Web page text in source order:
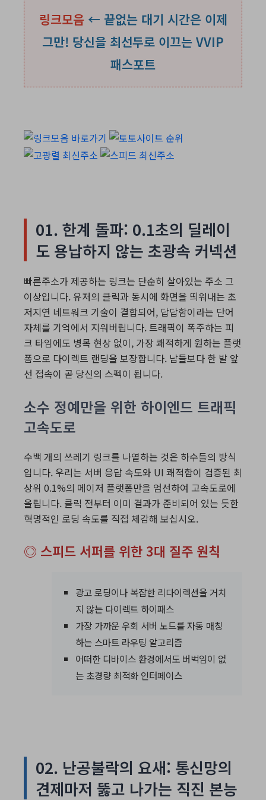
링크모음 ← 끝없는 대기 시간은 이제
그만! 당신을 최선두로 이끄는 VVIP
패스포트
01. 한계 돌파: 0.1초의 딜레이
도 용납하지 않는 초광속 커넥션
빠른주소가 제공하는 링크는 단순히 살아있는 주소 그
이상입니다. 유저의 클릭과 동시에 화면을 띄워내는 초
저지연 네트워크 기술이 결합되어, 답답함이라는 단어
자체를 기억에서 지워버립니다. 트래픽이 폭주하는 피
크 타임에도 병목 현상 없이, 가장 쾌적하게 원하는 플랫
폼으로 다이렉트 랜딩을 보장합니다. 남들보다 한 발 앞
선 접속이 곧 당신의 스펙이 됩니다.
소수 정예만을 위한 하이엔드 트래픽
고속도로
수백 개의 쓰레기 링크를 나열하는 것은 하수들의 방식
입니다. 우리는 서버 응답 속도와 UI 쾌적함이 검증된 최
상위 0.1%의 메이저 플랫폼만을 엄선하여 고속도로에
올립니다. 클릭 전부터 이미 결과가 준비되어 있는 듯한
혁명적인 로딩 속도를 직접 체감해 보십시오.
◎ 스피드 서퍼를 위한 3대 질주 원칙
광고 로딩이나 복잡한 리다이렉션을 거치
지 않는 다이렉트 하이패스
가장 가까운 우회 서버 노드를 자동 매칭
하는 스마트 라우팅 알고리즘
어떠한 디바이스 환경에서도 버벅임이 없
는 초경량 최적화 인터페이스
02. 난공불락의 요새: 통신망의
견제마저 뚫고 나가는 직진 본능